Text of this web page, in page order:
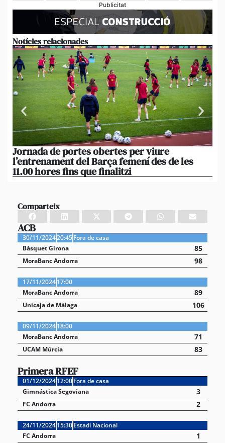
Publicitat
Notícies relacionades
Jornada de portes obertes per viure
l’entrenament del Barça femení des de les
11.00 hores fins que finalitzi
Comparteix
ACB
30/11/202420:45Fora de casa
Bàsquet Girona
85
MoraBanc Andorra 98
17/11/202417:00
MoraBanc Andorra
89
Unicaja de Màlaga 106
09/11/202418:00
MoraBanc Andorra
71
UCAM Múrcia 83
Primera RFEF
01/12/202412:00Fora de casa
Gimnástica Segoviana
3
FC Andorra 2
24/11/202415:30Estadi Nacional
FC Andorra
1